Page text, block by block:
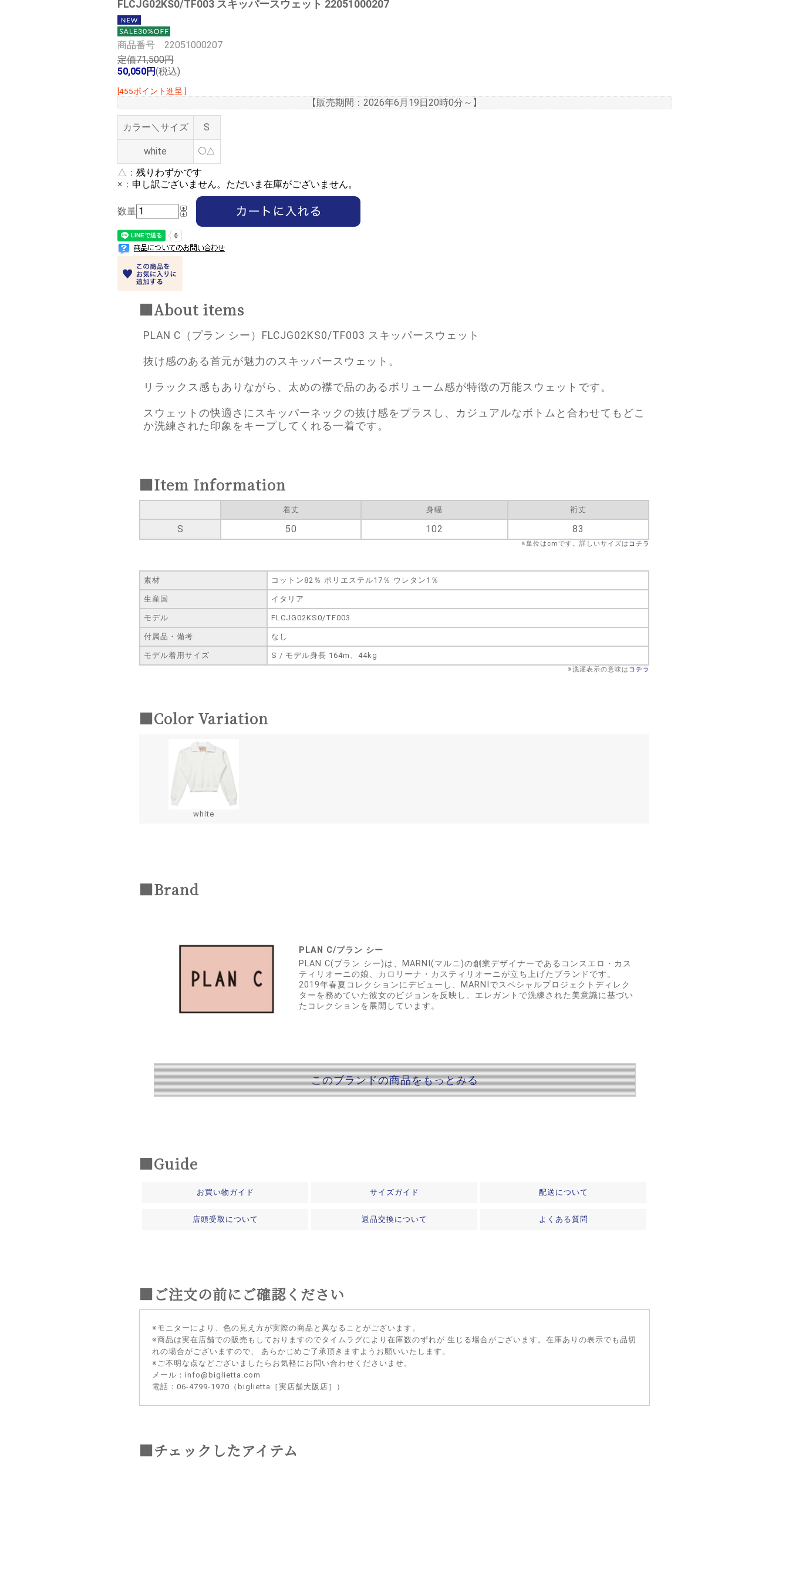
FLCJG02KS0/TF003 スキッパースウェット 22051000207
商品番号 22051000207
定価71,500円
50,050円(税込)
[455ポイント進呈 ]
【販売期間： 2026年6月19日20時0分 ～】
カラー＼サイズ S
white
△
△： 残りわずかです
×： 申し訳ございません。ただいま在庫がございません。
数量
■About items
PLAN C（プラン シー）FLCJG02KS0/TF003 スキッパースウェット
抜け感のある首元が魅力のスキッパースウェット。
リラックス感もありながら、太めの襟で品のあるボリューム感が特徴の万能スウェットです。
スウェットの快適さにスキッパーネックの抜け感をプラスし、カジュアルなボトムと合わせてもどこ
か洗練された印象をキープしてくれる一着です。
■Item Information
着丈 身幅 裄丈
S 50 102 83
※単位はcmです。詳しいサイズは コチラ
素材 コットン82％ ポリエステル17％ ウレタン1％
生産国 イタリア
モデル FLCJG02KS0/TF003
付属品・備考 なし
モデル着用サイズ S / モデル身長 164m、44kg
※洗濯表示の意味は コチラ
■Color Variation
white
■Brand
PLAN C/プラン シー
PLAN C(プラン シー)は、MARNI(マルニ)の創業デザイナーであるコンスエロ・カス
ティリオーニの娘、カロリーナ・カスティリオーニが立ち上げたブランドです。
2019年春夏コレクションにデビューし、MARNIでスペシャルプロジェクトディレク
ターを務めていた彼女のビジョンを反映し、エレガントで洗練された美意識に基づい
たコレクションを展開しています。
このブランドの商品をもっとみる
■Guide
お買い物ガイド サイズガイド 配送について
店頭受取について 返品交換について よくある質問
■ご注文の前にご確認ください
※モニターにより、色の見え方が実際の商品と異なることがございます。
※商品は実在店舗での販売もしておりますのでタイムラグにより在庫数のずれが 生じる場合がございます。在庫ありの表示でも品切
れの場合がございますので、 あらかじめご了承頂きますようお願いいたします。
※ご不明な点などございましたらお気軽にお問い合わせくださいませ。
メール：info@biglietta.com
電話：06-4799-1970（biglietta［実店舗大阪店］）
■チェックしたアイテム